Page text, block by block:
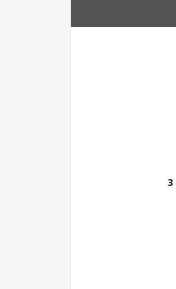
3